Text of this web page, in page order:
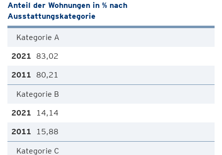
Anteil der Wohnungen in % nach
Ausstattungskategorie
Kategorie A
83,02
80,21
Kategorie B
14,14
15,88
Kategorie C